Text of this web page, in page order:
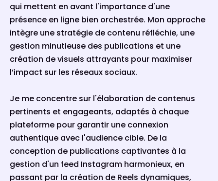
qui mettent en avant l'importance d'une
présence en ligne bien orchestrée. Mon approche
intègre une stratégie de contenu réfléchie, une
gestion minutieuse des publications et une
création de visuels attrayants pour maximiser
l’impact sur les réseaux sociaux.
Je me concentre sur l'élaboration de contenus
pertinents et engageants, adaptés à chaque
plateforme pour garantir une connexion
authentique avec l'audience cible. De la
conception de publications captivantes à la
gestion d'un feed Instagram harmonieux, en
passant par la création de Reels dynamiques,